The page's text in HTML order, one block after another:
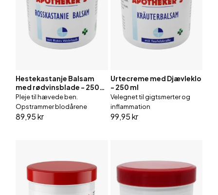
Hestekastanje Balsam
med rødvinsblade - 250
ml
Pleje til hævede ben.
Opstrammer blodårene
89,95 kr
Urtecreme med Djævleklo
- 250 ml
Velegnet til gigtsmerter og
inflammation
99,95 kr